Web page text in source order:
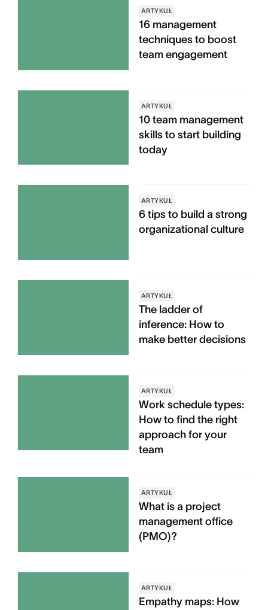
ARTYKUŁ
16 management
techniques to boost
team engagement
ARTYKUŁ
10 team management
skills to start building
today
ARTYKUŁ
6 tips to build a strong
organizational culture
ARTYKUŁ
The ladder of
inference: How to
make better decisions
ARTYKUŁ
Work schedule types:
How to find the right
approach for your
team
ARTYKUŁ
What is a project
management office
(PMO)?
ARTYKUŁ
Empathy maps: How